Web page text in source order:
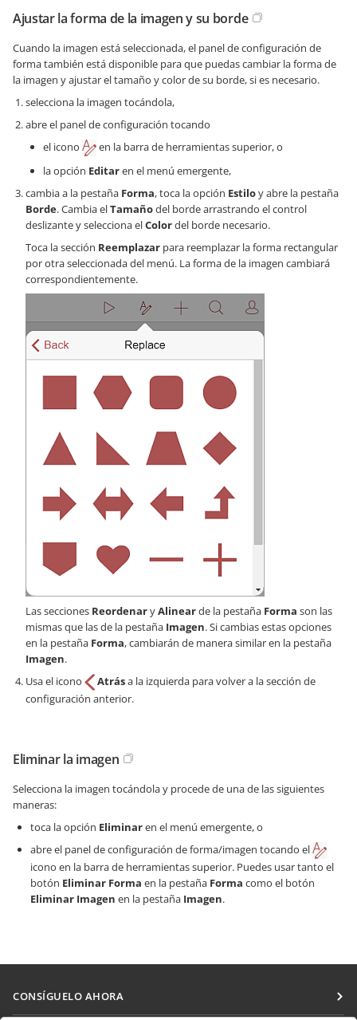
Ajustar la forma de la imagen y su borde
Cuando la imagen está seleccionada, el panel de configuración de
forma también está disponible para que puedas cambiar la forma de
la imagen y ajustar el tamaño y color de su borde, si es necesario.
selecciona la imagen tocándola,
abre el panel de configuración tocando
el icono
en la barra de herramientas superior, o
la opción Editaren el menú emergente,
cambia a la pestaña Forma, toca la opción Estiloy abre la pestaña
Borde. Cambia elTamañodel borde arrastrando el control
deslizante y selecciona elColordel borde necesario.
Toca la sección Reemplazar para reemplazar la forma rectangular
por otra seleccionada del menú. La forma de la imagen cambiará
correspondientemente.
Las secciones ReordenaryAlinearde la pestaña Forma son las
mismas que las de la pestaña Imagen. Si cambias estas opciones
en la pestaña Forma, cambiarán de manera similar en la pestaña
Imagen.
Usa el icono
Atrása la izquierda para volver a la sección de
configuración anterior.
Eliminar la imagen
Selecciona la imagen tocándola y procede de una de las siguientes
maneras:
toca la opción Eliminaren el menú emergente, o
abre el panel de configuración de forma/imagen tocando el
icono en la barra de herramientas superior. Puedes usar tanto el
botón Eliminar Forma en la pestaña Forma como el botón
Eliminar Imagen en la pestaña Imagen.
CONSÍGUELO AHORA